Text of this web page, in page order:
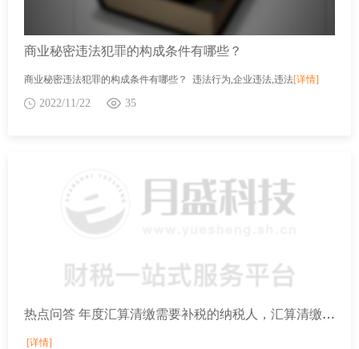
商业秘密违法犯罪的构成条件有哪些？
商业秘密违法犯罪的构成条件有哪些？ 违法行为,企业违法,违法[详情]
2022/11/22 35
热点问答 年度汇算清缴需要补税的纳税人，汇算清缴结束后未足额补缴税款的，是否加收滞纳金？
[详情]